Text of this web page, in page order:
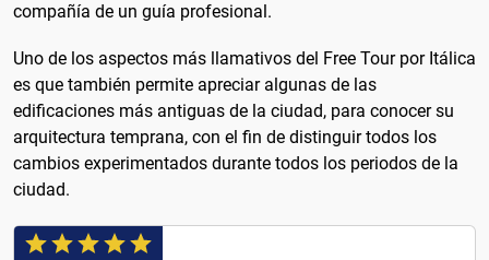
compañía de un guía profesional.
Uno de los aspectos más llamativos del Free Tour por Itálica
es que también permite apreciar algunas de las
edificaciones más antiguas de la ciudad, para conocer su
arquitectura temprana, con el fin de distinguir todos los
cambios experimentados durante todos los periodos de la
ciudad.